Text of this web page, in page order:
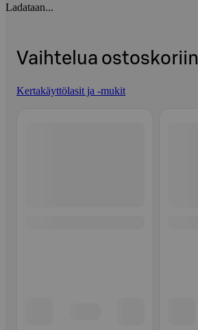
Ladataan...
Vaihtelua ostoskoriin
Kertakäyttölasit ja -mukit